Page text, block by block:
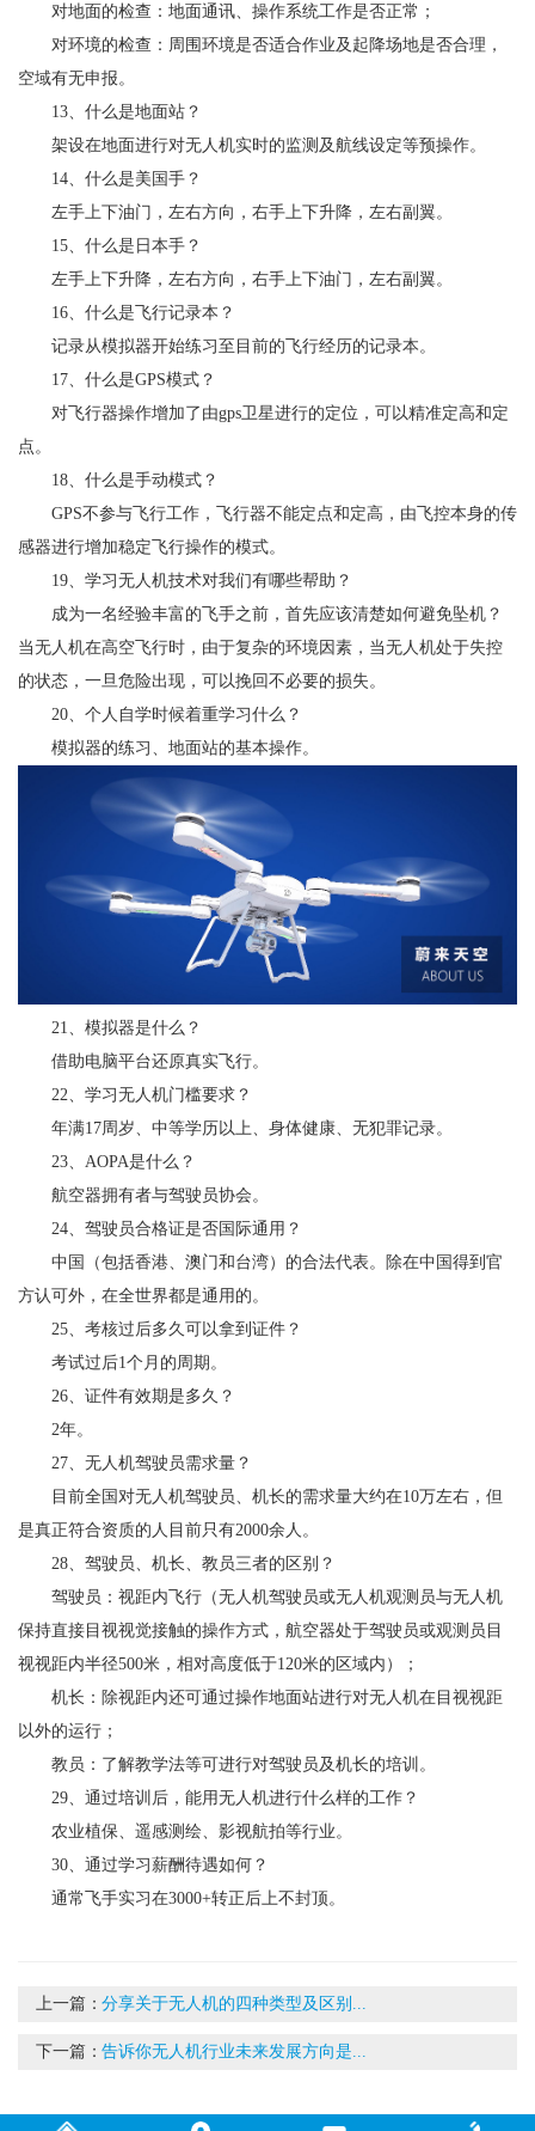
对地面的检查：地面通讯、操作系统工作是否正常；
对环境的检查：周围环境是否适合作业及起降场地是否合理，
空域有无申报。
13、什么是地面站？
架设在地面进行对无人机实时的监测及航线设定等预操作。
14、什么是美国手？
左手上下油门，左右方向，右手上下升降，左右副翼。
15、什么是日本手？
左手上下升降，左右方向，右手上下油门，左右副翼。
16、什么是飞行记录本？
记录从模拟器开始练习至目前的飞行经历的记录本。
17、什么是GPS模式？
对飞行器操作增加了由gps卫星进行的定位，可以精准定高和定
点。
18、什么是手动模式？
GPS不参与飞行工作，飞行器不能定点和定高，由飞控本身的传
感器进行增加稳定飞行操作的模式。
19、学习无人机技术对我们有哪些帮助？
成为一名经验丰富的飞手之前，首先应该清楚如何避免坠机？
当无人机在高空飞行时，由于复杂的环境因素，当无人机处于失控
的状态，一旦危险出现，可以挽回不必要的损失。
20、个人自学时候着重学习什么？
模拟器的练习、地面站的基本操作。
21、模拟器是什么？
借助电脑平台还原真实飞行。
22、学习无人机门槛要求？
年满17周岁、中等学历以上、身体健康、无犯罪记录。
23、AOPA是什么？
航空器拥有者与驾驶员协会。
24、驾驶员合格证是否国际通用？
中国（包括香港、澳门和台湾）的合法代表。除在中国得到官
方认可外，在全世界都是通用的。
25、考核过后多久可以拿到证件？
考试过后1个月的周期。
26、证件有效期是多久？
2年。
27、无人机驾驶员需求量？
目前全国对无人机驾驶员、机长的需求量大约在10万左右，但
是真正符合资质的人目前只有2000余人。
28、驾驶员、机长、教员三者的区别？
驾驶员：视距内飞行（无人机驾驶员或无人机观测员与无人机
保持直接目视视觉接触的操作方式，航空器处于驾驶员或观测员目
视视距内半径500米，相对高度低于120米的区域内）；
机长：除视距内还可通过操作地面站进行对无人机在目视视距
以外的运行；
教员：了解教学法等可进行对驾驶员及机长的培训。
29、通过培训后，能用无人机进行什么样的工作？
农业植保、遥感测绘、影视航拍等行业。
30、通过学习薪酬待遇如何？
通常飞手实习在3000+转正后上不封顶。
上一篇：分享关于无人机的四种类型及区别...
下一篇：告诉你无人机行业未来发展方向是...